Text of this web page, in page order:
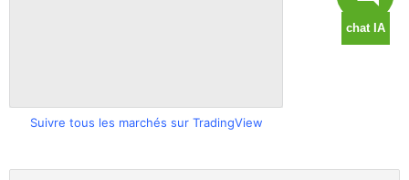
Suivre tous les marchés sur TradingView